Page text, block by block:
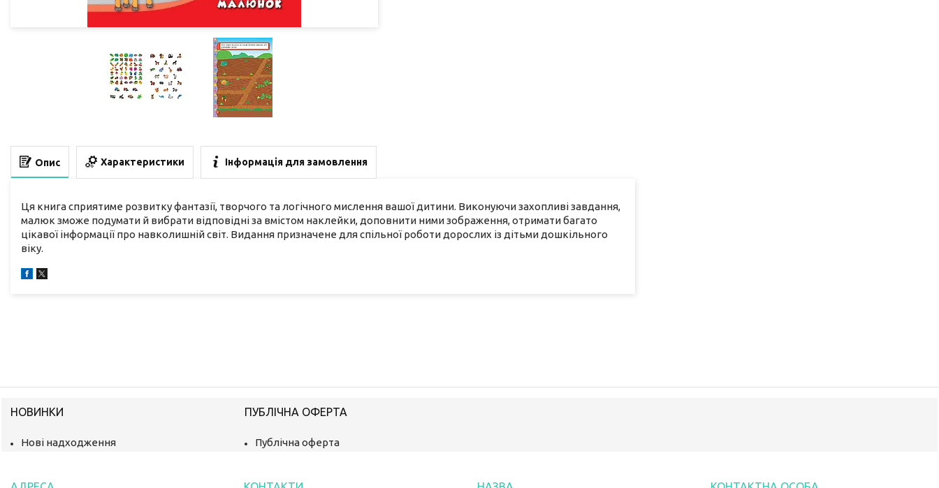
Опис Характеристики Інформація для замовлення
Ця книга сприятиме розвитку фантазії, творчого та логічного мислення вашої дитини. Виконуючи захопливі завдання,
малюк зможе подумати й вибрати відповідні за вмістом наклейки, доповнити ними зображення, отримати багато
цікавої інформації про навколишній світ. Видання призначене для спільної роботи дорослих із дітьми дошкільного
віку.
НОВИНКИ
Нові надходження
ПУБЛІЧНА ОФЕРТА
Публічна оферта